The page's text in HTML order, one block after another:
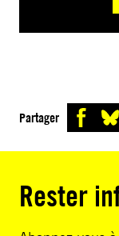
Partager
Rester